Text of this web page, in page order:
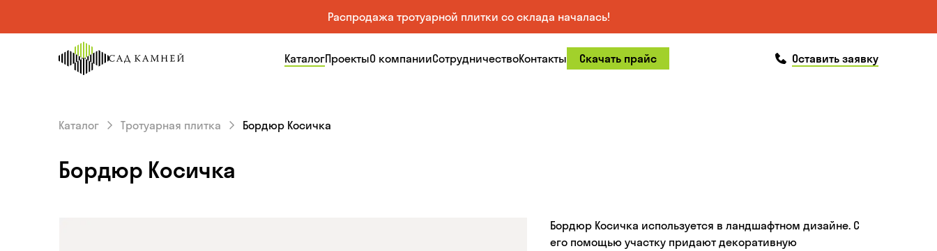
Распродажа тротуарной плитки со склада началась!
На главную
страницу
КаталогПроектыО компанииСотрудничествоКонтакты Скачать прайс позвонить
Оставить заявку
Каталог Тротуарная плитка Бордюр Косичка
Бордюр Косичка
Бордюр Косичка используется в ландшафтном дизайне. С
его помощью участку придают декоративную